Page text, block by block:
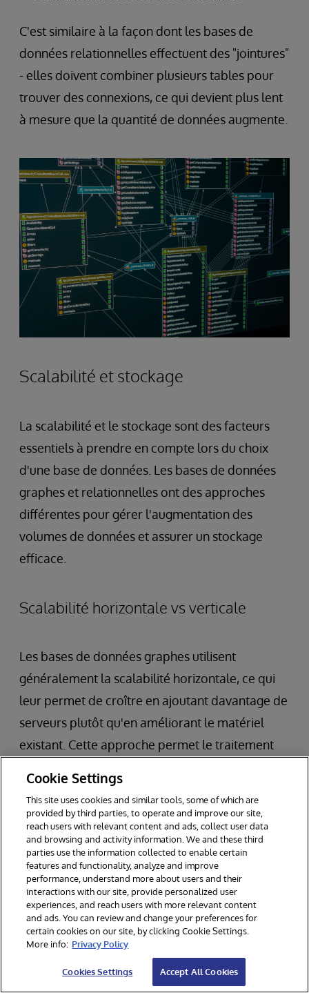
C'est similaire à la façon dont les bases de
données relationnelles effectuent des "jointures"
- elles doivent combiner plusieurs tables pour
trouver des connexions, ce qui devient plus lent
à mesure que la quantité de données augmente.
Scalabilité et stockage
La scalabilité et le stockage sont des facteurs
essentiels à prendre en compte lors du choix
d'une base de données. Les bases de données
graphes et relationnelles ont des approches
différentes pour gérer l'augmentation des
volumes de données et assurer un stockage
efficace.
Scalabilité horizontale vs verticale
Les bases de données graphes utilisent
généralement la scalabilité horizontale, ce qui
leur permet de croître en ajoutant davantage de
serveurs plutôt qu'en améliorant le matériel
existant. Cette approche permet le traitement
serveurs, améliorant ainsi la scalabilité et les
performances. La scalabilité horizontale est
particulièrement avantageuse pour la gestion de
grandes quantités de données interconnectées.
Les bases de données relationnelles reposent
principalement sur la scalabilité verticale, qui
consiste à améliorer les composants matériels
tels que le processeur, le stockage ou la
mémoire pour améliorer les performances. Bien
Cookie Settings
This site uses cookies and similar tools, some of which are
provided by third parties, to operate and improve our site,
reach users with relevant content and ads, collect user data
and browsing and activity information. We and these third
parties use the information collected to enable certain
features and functionality, analyze and improve
performance, understand more about users and their
interactions with our site, provide personalized user
experiences, and reach users with more relevant content
and ads. You can review and change your preferences for
certain cookies on our site, by clicking Cookie Settings.
More info: Privacy Policy
Cookies Settings Accept All Cookies